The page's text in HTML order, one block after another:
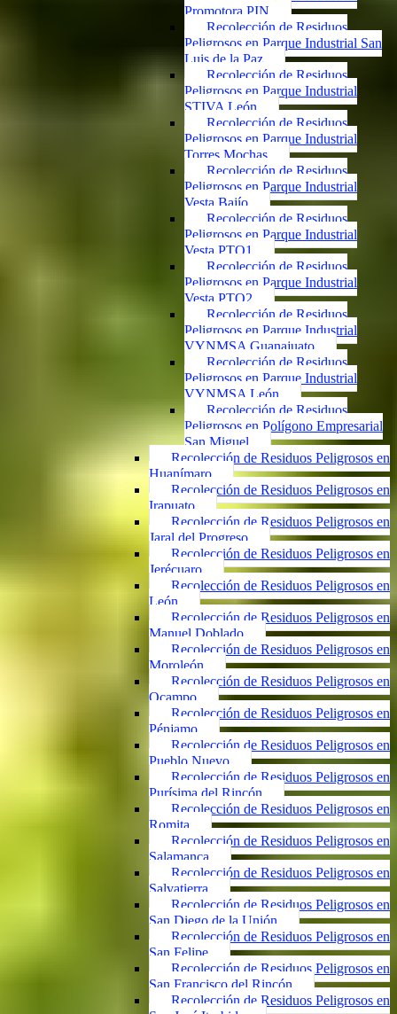
Promotora PIN
Recolección de Residuos
Peligrosos en Parque Industrial San
Luis de la Paz
Recolección de Residuos
Peligrosos en Parque Industrial
STIVA León
Recolección de Residuos
Peligrosos en Parque Industrial
Torres Mochas
Recolección de Residuos
Peligrosos en Parque Industrial
Vesta Bajío
Recolección de Residuos
Peligrosos en Parque Industrial
Vesta PTO1
Recolección de Residuos
Peligrosos en Parque Industrial
Vesta PTO2
Recolección de Residuos
Peligrosos en Parque Industrial
VYNMSA Guanajuato
Recolección de Residuos
Peligrosos en Parque Industrial
VYNMSA León
Recolección de Residuos
Peligrosos en Polígono Empresarial
San Miguel
Recolección de Residuos Peligrosos en
Huanímaro
Recolección de Residuos Peligrosos en
Irapuato
Recolección de Residuos Peligrosos en
Jaral del Progreso
Recolección de Residuos Peligrosos en
Jerécuaro
Recolección de Residuos Peligrosos en
León
Recolección de Residuos Peligrosos en
Manuel Doblado
Recolección de Residuos Peligrosos en
Moroleón
Recolección de Residuos Peligrosos en
Ocampo
Recolección de Residuos Peligrosos en
Pénjamo
Recolección de Residuos Peligrosos en
Pueblo Nuevo
Recolección de Residuos Peligrosos en
Purísima del Rincón
Recolección de Residuos Peligrosos en
Romita
Recolección de Residuos Peligrosos en
Salamanca
Recolección de Residuos Peligrosos en
Salvatierra
Recolección de Residuos Peligrosos en
San Diego de la Unión
Recolección de Residuos Peligrosos en
San Felipe
Recolección de Residuos Peligrosos en
San Francisco del Rincón
Recolección de Residuos Peligrosos en